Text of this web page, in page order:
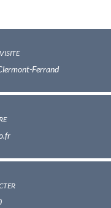
Ferrand